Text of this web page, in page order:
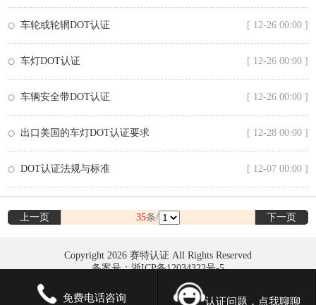
车轮或轮辋DOT认证 [ 12-26 00:00 ]
车灯DOT认证 [ 12-26 00:00 ]
车辆安全带DOT认证 [ 12-26 00:00 ]
出口美国的车灯DOT认证要求 [ 12-28 00:00 ]
DOT认证法规与标准 [ 12-07 00:00 ]
上一页 35条/ 下一页
Copyright 2026 赛特认证 All Rights Reserved
备案号：浙ICP备12034322号-5
免费电话咨询 认证问题，点我聊聊